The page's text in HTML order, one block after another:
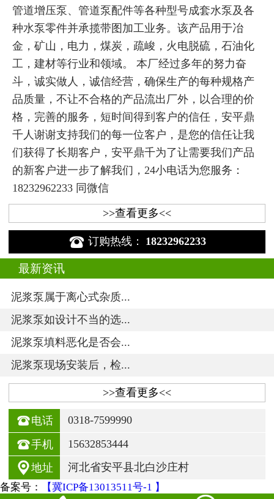
管道增压泵、管道泵配件等各种型号成套水泵及各
种水泵零件并承揽带图加工业务。该产品用于冶
金，矿山，电力，煤炭，疏峻，火电脱硫，石油化
工，建材等行业和领域。 本厂经过多年的努力奋
斗，诚实做人，诚信经营，确保生产的每种规格产
品质量，不让不合格的产品流出厂外，以合理的价
格，完善的服务，短时间得到客户的信任，安平鼎
千人谢谢支持我们的每一位客户，是您的信任让我
们获得了长期客户，安平鼎千为了让需要我们产品
的新客户进一步了解我们，24小电话为您服务：
18232962233 同微信
>>查看更多<<
 订购热线： 18232962233
最新资讯
泥浆泵属于离心式杂质...
泥浆泵如设计不当的选...
泥浆泵填料恶化是否会...
泥浆泵现场安装后，检...
>>查看更多<<
电话 0318-7599990
手机 15632853444
地址 河北省安平县北白沙庄村
备案号： 【冀ICP备13013511号-1 】